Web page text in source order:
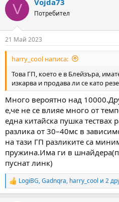
c
i
s
:
V Vojda73
Потребител
21 Май 2023
harry_cool написа:
Това ГП, което е в Блейзъра,
изкарва и продава ли се като
Много вероятно над
е,че не се влияе много от
една китайска пушка тествах
разлика от 30–40мс в
на тази ГП разликите са
пружина.Има ги в
пуснат линк)
R
e
LogiBG,Gadnqra, harry_cool и 2